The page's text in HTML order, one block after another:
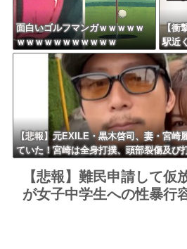
面白いゴルフマンガｗｗｗｗｗ
ｗｗｗｗｗｗｗｗｗｗｗ
【衝
駅近
備を
ｗ
【悲報】元EXILE・黒木啓司、妻・宮崎
ていた！宮崎は全身打撲、頭部裂傷及び
【悲報】難民申請して仮
が女子中学生への性暴行